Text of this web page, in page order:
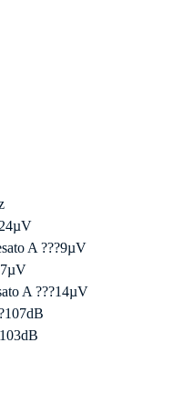
A ???9µV
A ???14µV